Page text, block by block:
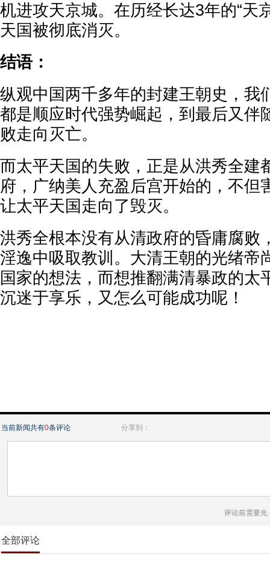
机进攻天京城。在历经长达3年的“天
天国被彻底消灭。
结语：
纵观中国两千多年的封建王朝史，我
都是顺应时代强势崛起，到最后又伴
败走向灭亡。
而太平天国的失败，正是从洪秀全建
府，广纳美人充盈后宫开始的，不但
让太平天国走向了毁灭。
洪秀全根本没有从清政府的昏庸腐败
淫逸中吸取教训。大清王朝的光绪帝
国家的想法，而想推翻满清暴政的太
沉迷于享乐，又怎么可能成功呢！
当前新闻共有0条评论 分享到：
评论前需要先
全部评论